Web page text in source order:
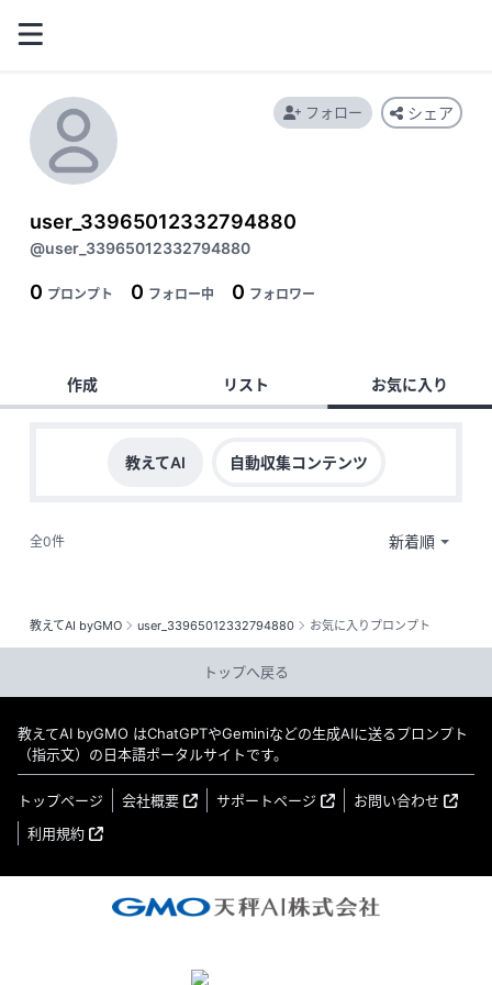
教えてAI byGMO user_33965012332794880 お気に入りプロンプト
user_33965012332794880
@user_33965012332794880
0 プロンプト 0 フォロー中 0 フォロワー
フォロー シェア
作成 リスト お気に入り
教えてAI 自動収集コンテンツ
全0件
トップへ戻る
教えてAI byGMO はChatGPTやGeminiなどの生成AIに送るプロンプト
（指示文）の日本語ポータルサイトです。
トップページ 会社概要 サポートページ
お問い合わせ
利用規約